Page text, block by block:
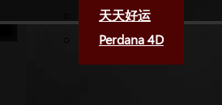
天天好运
Perdana 4D